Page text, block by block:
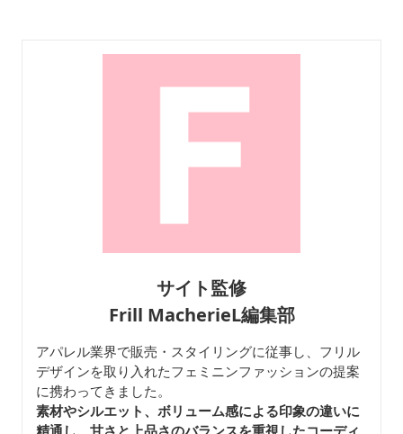
サイト監修
Frill MacherieL編集部
アパレル業界で販売・スタイリングに従事し、フリル
デザインを取り入れたフェミニンファッションの提案
に携わってきました。
素材やシルエット、ボリューム感による印象の違いに
精通し、甘さと上品さのバランスを重視したコーディ